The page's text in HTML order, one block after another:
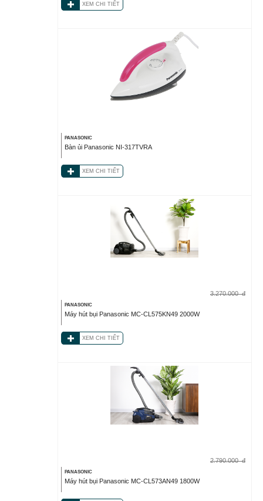
XEM CHI TIẾT
PANASONIC
Bàn ủi Panasonic NI-317TVRA
XEM CHI TIẾT
3.270.000 đ
PANASONIC
Máy hút bụi Panasonic MC-CL575KN49 2000W
XEM CHI TIẾT
2.790.000 đ
PANASONIC
Máy hút bụi Panasonic MC-CL573AN49 1800W